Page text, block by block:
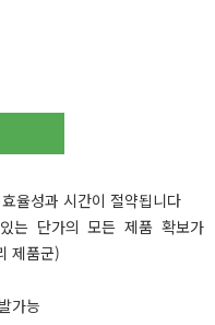
율성과 시간이 절약됩니다
는 단가의 모든 제품 확보가
제품군)
가능